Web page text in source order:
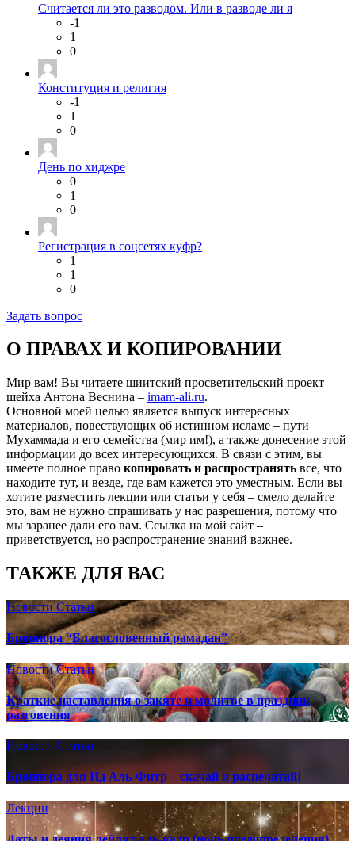
Считается ли это разводом. Или в разводе ли я
-1
1
0
Конституция и религия
-1
1
0
День по хиджре
0
1
0
Регистрация в соцсетях куфр?
1
1
0
Задать вопрос
О ПРАВАХ И КОПИРОВАНИИ
Мир вам! Вы читаете шиитский просветительский проект
шейха Антона Веснина – imam-ali.ru.
Основной моей целью является выпуск интересных
материалов, повествующих об истинном исламе – пути
Мухаммада и его семейства (мир им!), а также донесение этой
информации до всех интересующихся. В связи с этим, вы
имеете полное право копировать и распространять все, что
находите тут, и везде, где вам кажется это уместным. Если вы
хотите разместить лекции или статьи у себя – смело делайте
это, вам не нужно спрашивать у нас разрешения, потому что
мы заранее дали его вам. Ссылка на мой сайт –
приветствуется, но распространение знаний важнее.
ТАКЖЕ ДЛЯ ВАС
НовостиСтатьи
Брошюра “Благословенный рамадан”
НовостиСтатьи
Краткие наставления о закяте и молитве в праздник
разговения
Новости Статьи
Брошюра для Ид Аль-Фитр – скачай и распечатай!
Лекции